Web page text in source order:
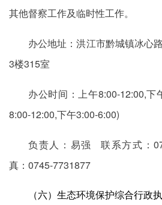
其他督察工作及临时性工作。
办公地址：洪江市黔城镇冰心
3楼315室
办公时间：上午8:00-12:00,下
8:00-12:00,下午3:00-6:00)
负责人：易强 联系方式
真：0745-7731877
（六）生态环境保护综合行政